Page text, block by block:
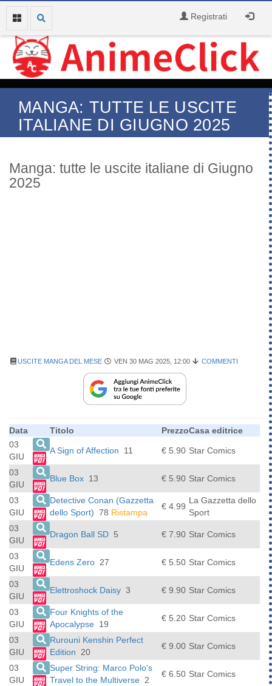
Registrati
MANGA: TUTTE LE USCITE
ITALIANE DI GIUGNO 2025
Manga: tutte le uscite italiane di Giugno
2025
USCITE MANGA DEL MESE VEN 30 MAG 2025, 12:00 COMMENTI
Data Titolo PrezzoCasa editrice
03
GIU
A Sign of Affection 11 € 5.90 Star Comics
03
GIU
Blue Box 13 € 5.90 Star Comics
03
GIU
Detective Conan (Gazzetta
dello Sport) 78 Ristampa
€ 4.99
La Gazzetta dello
Sport
03
GIU
Dragon Ball SD 5 € 7.90 Star Comics
03
GIU
Edens Zero 27 € 5.50 Star Comics
03
GIU
Elettroshock Daisy 3 € 9.90 Star Comics
03
GIU
Four Knights of the
Apocalypse 19
€ 5.20 Star Comics
03
GIU
Rurouni Kenshin Perfect
Edition 20
€ 9.00 Star Comics
03
GIU
Super String: Marco Polo's
Travel to the Multiverse 2
€ 6.50 Star Comics